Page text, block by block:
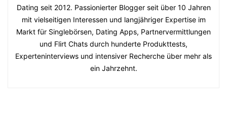
Dating seit 2012. Passionierter Blogger seit über 10 Jahren
mit vielseitigen Interessen und langjähriger Expertise im
Markt für Singlebörsen, Dating Apps, Partnervermittlungen
und Flirt Chats durch hunderte Produkttests,
Experteninterviews und intensiver Recherche über mehr als
ein Jahrzehnt.